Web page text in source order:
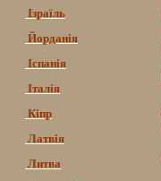
Ізраїль
Йорданія
Іспанія
Італія
Кіпр
Латвія
Литва